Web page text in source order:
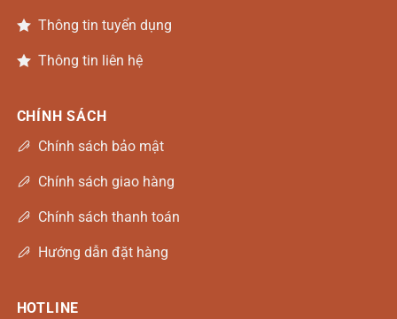
Thông tin tuyển dụng
Thông tin liên hệ
CHÍNH SÁCH
Chính sách bảo mật
Chính sách giao hàng
Chính sách thanh toán
Hướng dẫn đặt hàng
HOTLINE